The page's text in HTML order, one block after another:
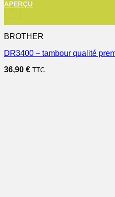
+
APERÇU
BROTHER
DR3400 – tambour qualité
36,90 € TTC